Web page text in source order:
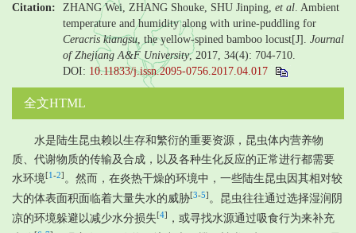
Citation:
ZHANG Wei, ZHANG Shouke, SHU Jinping, et al . Ambient
temperature and humidity along with urine-puddling for
Ceracris kiangsu , the yellow-spined bamboo locust[J]. Journal
of Zhejiang A&F University, 2017, 34(4): 704-710.
DOI: 10.11833/j.issn.2095-0756.2017.04.017
全文HTML
水是陆生昆虫赖以生存和繁衍的重要资源，昆虫体内营养物
质、代谢物质的传输及合成，以及各种生化反应的正常进行都需要
水环境[1 -2] 。然而，在炎热干燥的环境中，一些陆生昆虫因其相对较
大的体表面积面临着大量失水的威胁[3-5] 。昆虫往往通过选择湿润阴
凉的环境躲避以减少水分损失[4]
，或寻找水源通过吸食行为来补充